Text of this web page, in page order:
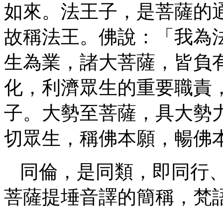
如來。法王子，是菩薩的
故稱法王。佛說：「我為
生為業，諸大菩薩，皆負
化，利濟眾生的重要職責
子。大勢至菩薩，具大勢
切眾生，稱佛本願，暢佛
同倫，是同類，即同行
菩薩提埵音譯的簡稱，梵